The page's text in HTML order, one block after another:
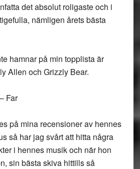
det absolut roligaste och i
nämligen årets bästa
hamnar på min topplista är
Allen och Grizzly Bear.
Far
på mina recensioner av hennes
så har jag svårt att hitta några
i hennes musik och när hon
sin bästa skiva hittills så